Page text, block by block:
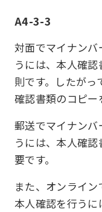
A4-3-3
対面でマイナン
うには、本人確
則です。したがっ
確認書類のコピー
郵送でマイナン
うには、本人確
要です。
また、オンライ
本人確認を行う